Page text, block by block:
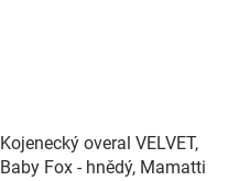
Kojenecký overal VELVET,
Baby Fox - hnědý, Mamatti